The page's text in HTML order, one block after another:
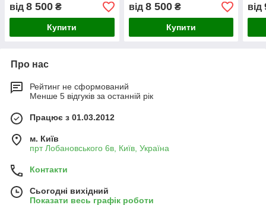
від 8 500 ₴
Купити
від 8 500₴
Купити
від
Про нас
Рейтинг не сформований
Менше 5 відгуків за останній рік
Працює з 01.03.2012
м. Київ
прт Лобановського 6в, Київ, Україна
Контакти
Сьогодні вихідний
Показати весь графік роботи